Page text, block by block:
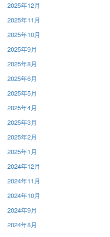
2025年12月
2025年11月
2025年10月
2025年9月
2025年8月
2025年6月
2025年5月
2025年4月
2025年3月
2025年2月
2025年1月
2024年12月
2024年11月
2024年10月
2024年9月
2024年8月